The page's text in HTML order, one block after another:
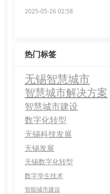
2025-05-26 02:58
热门标签
无锡智慧城市
智慧城市解决方案
智慧城市建设
数字化转型
无锡科技发展
无锡发展
无锡数字化转型
数字孪生技术
智能城市建设